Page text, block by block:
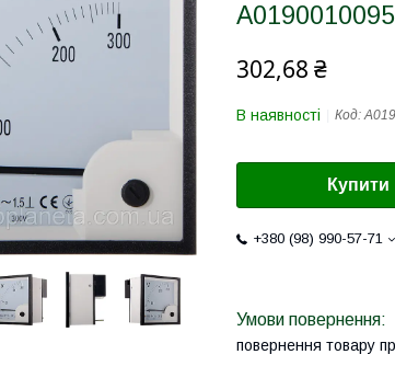
A0190010095
302,68 ₴
В наявності Код:
Купити
+380 (98) 990-57-71
повернення товару